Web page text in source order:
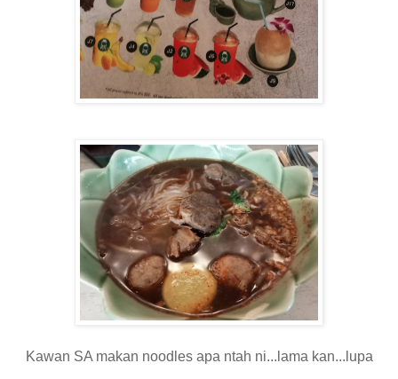
Kawan SA makan noodles apa ntah ni...lama kan...lupa